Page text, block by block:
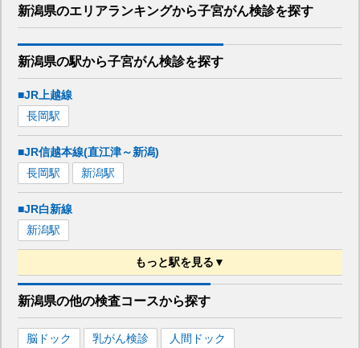
新潟県のエリアランキングから子宮がん検診を探す
新潟県の駅から子宮がん検診を探す
■JR上越線
長岡駅
■JR信越本線(直江津～新潟)
長岡駅 新潟駅
■JR白新線
新潟駅
もっと駅を見る▼
■JR越後線
新潟駅
新潟県の他の検査コースから探す
脳ドック 乳がん検診
人間ドック